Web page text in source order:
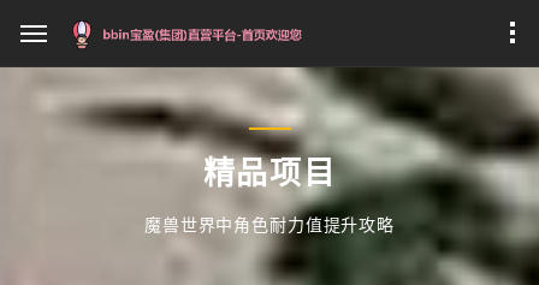
精品项目
魔兽世界中角色耐力值提升攻略